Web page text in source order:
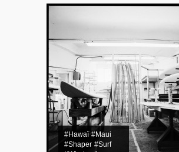
#Hawaï #Maui
#Shaper #Surf